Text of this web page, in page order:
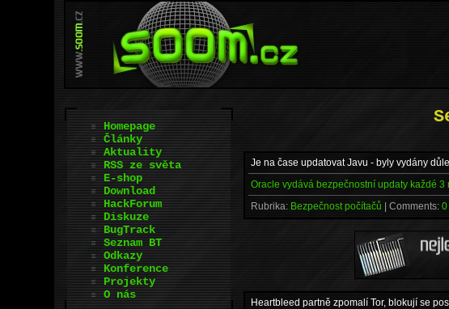
Je na čase updatovat Javu - byly vydány
Oracle vydává bezpečnostní updaty každé
Rubrika: Bezpečnost počítačů | Comments:0
Heartbleed partně zpomalí Tor, blokují se
Homepage
Články
Aktuality
RSS ze světa
E-shop
Download
HackForum
Diskuze
BugTrack
Seznam BT
Odkazy
Konference
Projekty
O nás